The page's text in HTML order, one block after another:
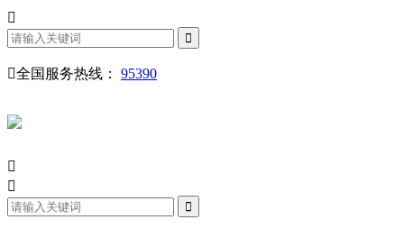
全国服务热线： 95390